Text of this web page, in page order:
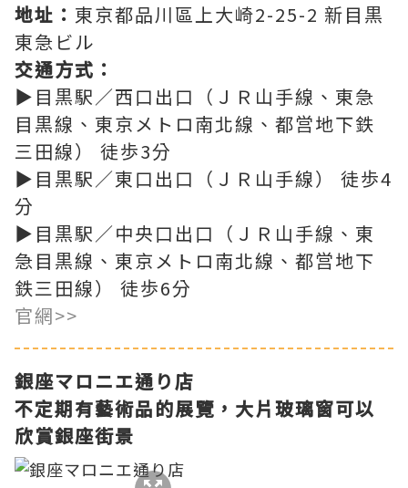
地址： 東京都品川區上大崎2-25-2 新目黒
東急ビル
交通方式：
▶目黒駅／西口出口（ＪＲ山手線、東急
目黒線、東京メトロ南北線、都営地下鉄
三田線） 徒歩3分
▶目黒駅／東口出口（ＪＲ山手線） 徒歩4
分
▶目黒駅／中央口出口（ＪＲ山手線、東
急目黒線、東京メトロ南北線、都営地下
鉄三田線） 徒歩6分
官網>>
銀座マロニエ通り店
不定期有藝術品的展覽，大片玻璃窗可以
欣賞銀座街景